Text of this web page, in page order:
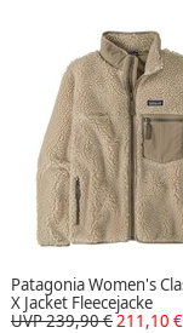
Patagonia Women's
X Jacket Fleecejacke
UVP 239,90 €211,10 €